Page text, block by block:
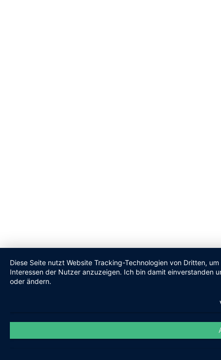
Diese Seite nutzt Website Tracking-Technologien von Dritten,
Interessen der Nutzer anzuzeigen. Ich bin damit einverstanden
oder ändern.